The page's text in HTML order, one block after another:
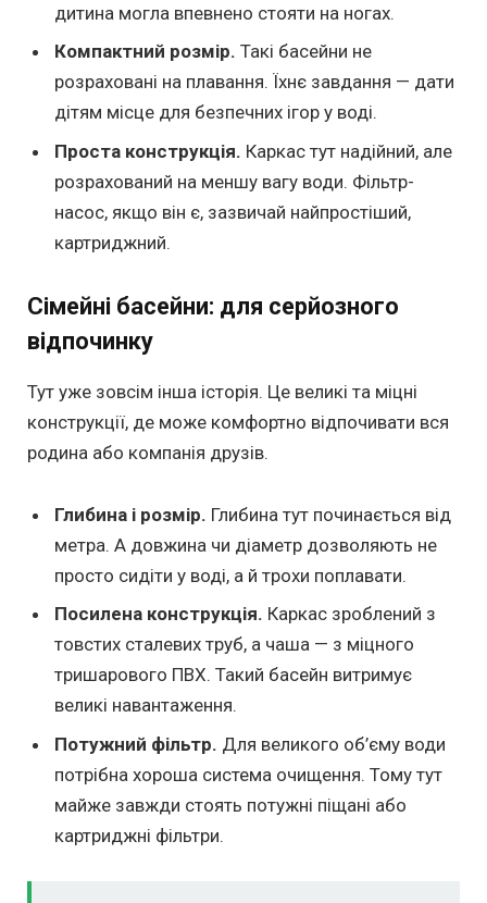
дитина могла впевнено стояти на ногах.
Компактний розмір. Такі басейни не
розраховані на плавання. Їхнє завдання — дати
дітям місце для безпечних ігор у воді.
Проста конструкція. Каркас тут надійний, але
розрахований на меншу вагу води. Фільтр-
насос, якщо він є, зазвичай найпростіший,
картриджний.
Сімейні басейни: для серйозного
відпочинку
Тут уже зовсім інша історія. Це великі та міцні
конструкції, де може комфортно відпочивати вся
родина або компанія друзів.
Глибина і розмір. Глибина тут починається від
метра. А довжина чи діаметр дозволяють не
просто сидіти у воді, а й трохи поплавати.
Посилена конструкція. Каркас зроблений з
товстих сталевих труб, а чаша — з міцного
тришарового ПВХ. Такий басейн витримує
великі навантаження.
Потужний фільтр. Для великого об’єму води
потрібна хороша система очищення. Тому тут
майже завжди стоять потужні піщані або
картриджні фільтри.